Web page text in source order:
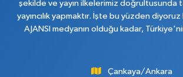
şekilde ve yayın ilkelerimiz doğrultusunda
yayıncılık yapmaktır. İşte bu yüzden diyoruz
AJANSI medyanın olduğu kadar,
Çankaya/Ankara